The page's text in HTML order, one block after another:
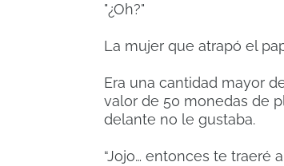
"¿Oh?"
La mujer que atrapó el
Era una cantidad mayor
valor de 50 monedas de
delante no le gustaba.
“Jojo… entonces te traeré